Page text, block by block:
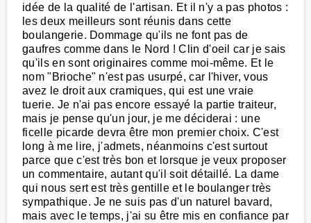
idée de la qualité de l'artisan. Et il n'y a pas photos :
les deux meilleurs sont réunis dans cette
boulangerie. Dommage qu'ils ne font pas de
gaufres comme dans le Nord ! Clin d'oeil car je sais
qu'ils en sont originaires comme moi-même. Et le
nom "Brioche" n'est pas usurpé, car l'hiver, vous
avez le droit aux cramiques, qui est une vraie
tuerie. Je n'ai pas encore essayé la partie traiteur,
mais je pense qu'un jour, je me déciderai : une
ficelle picarde devra être mon premier choix. C'est
long à me lire, j'admets, néanmoins c'est surtout
parce que c'est très bon et lorsque je veux proposer
un commentaire, autant qu'il soit détaillé. La dame
qui nous sert est très gentille et le boulanger très
sympathique. Je ne suis pas d'un naturel bavard,
mais avec le temps, j'ai su être mis en confiance par